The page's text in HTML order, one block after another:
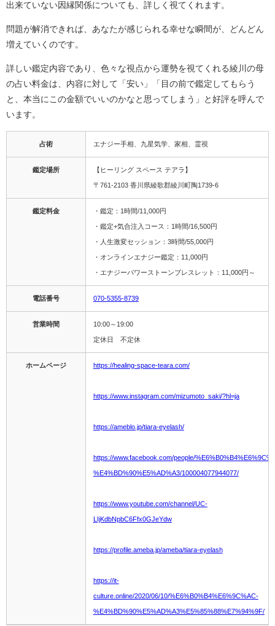
出来ていない因縁関係についても、詳しく視てくれます。
問題が解消できれば、あなたが感じられる幸せな瞬間が、どんどん
増えていくのです。
詳しい鑑定内容であり、色々な視点から運勢を視てくれる綾川の母
の占い料金は、内容に対して「安い」「目の前で鑑定してもらう
と、本当にこの金額でいいのかなと思ってしまう」と好評を呼んで
います。
占術 エナジー手相、九星気学、家相、霊視
鑑定場所 【ヒーリング スペース テアラ】
〒761-2103 香川県綾歌郡綾川町陶1739-6
鑑定料金 ・鑑定：1時間/11,000円
・鑑定+気合注入コース：1時間/16,500円
・人生激変セッション：3時間/55,000円
・オンラインエナジー鑑定：11,000円
・エナジーパワーストーンブレスレット：11,000円～
電話番号 070-5355-8739
営業時間 10:00～19:00
定休日 不定休
ホームページ https://healing-space-teara.com/
https://www.instagram.com/mizumoto_saki/?hl=ja
https://ameblo.jp/tiara-eyelash/
https://www.facebook.com/people/
%E4%BD%90%E5%AD%A3/100004077944077/
https://www.youtube.com/channel/UC-
LIjKdbNpbC6Ffx0GJeYdw
https://profile.ameba.jp/ameba/tiara-eyelash
https://it-
culture.online/2020/06/10/%E6%B0%B4%E6%9C%AC-
%E4%BD%90%E5%AD%A3%E5%85%88%E7%94%9F/